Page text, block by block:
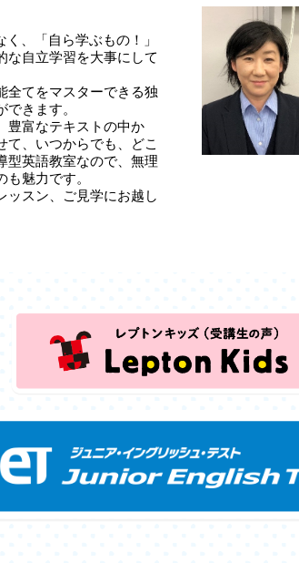
、「自ら学ぶもの！」
な自立学習を大事にして
全てをマスターできる独
きます。
豊富なテキストの中か
て、いつからでも、どこ
型英語教室なので、無理
魅力です。
ッスン、ご見学にお越し